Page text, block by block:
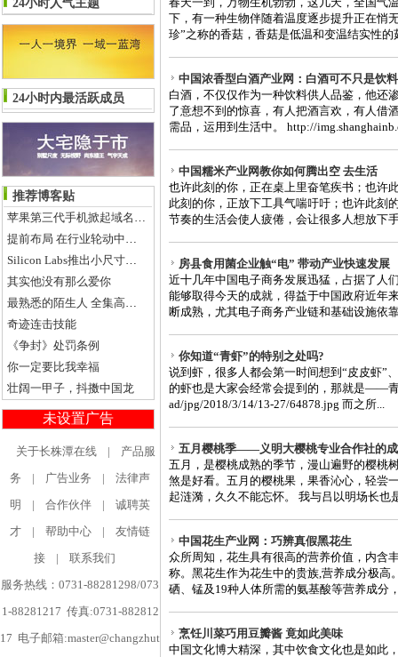
24小时人气主题
24小时内最活跃成员
推荐博客贴
苹果第三代手机掀起域名抢注热潮
提前布局 在行业轮动中把握投资机遇
Silicon Labs推出小尺寸高性能混合信号MCU系列
其实他没有那么爱你
最熟悉的陌生人 全集高清在线观看
奇迹连击技能
《争封》处罚条例
你一定要比我幸福
壮阔一甲子，抖擞中国龙
未设置广告
下，有一种生物伴随着温度逐步提升正在悄
珍”之称的香菇，香菇是低温和变温结实性的
中国浓香型白酒产业网：白酒可不只是饮料
白酒，不仅仅作为一种饮料供人品鉴，他还
了意想不到的惊喜，有人把酒言欢，有人借
需品，运用到生活中。 http://
中国糯米产业网教你如何腾出空 去生活
也许此刻的你，正在桌上里奋笔疾书；也许
此刻的你，正放下工具气喘吁吁；也许此刻
节奏的生活会使人疲倦，会让很多人想放下
房县食用菌企业触“电” 带动产业快速发展
近十几年中国电子商务发展迅猛，占据了人
能够取得今天的成就，得益于中国政府近年
断成熟，尤其电子商务产业链和基础设施依
你知道“青虾”的特别之处吗?
说到虾，很多人都会第一时间想到“皮皮虾”
的虾也是大家会经常会提到的，那就是——
ad/jpg/2018/3/14/13-27/64878.jpg 而之所...
五月樱桃季——义明大樱桃专业合作社的
五月，是樱桃成熟的季节，漫山遍野的樱桃
煞是好看。五月的樱桃果，果香沁心，轻尝
起涟漪，久久不能忘怀。 我与吕以明场长也
中国花生产业网：巧辨真假黑花生
众所周知，花生具有很高的营养价值，内含
称。黑花生作为花生中的贵族,营养成分极高
硒、锰及19种人体所需的氨基酸等营养成分
烹饪川菜巧用豆瓣酱 竟如此美味
中国文化博大精深，其中饮食文化也是如此
关于长株潭在线 |
产品服
务
| 广告业务 |
法律声
明
| 合作伙伴 |
诚聘英
才
| 帮助中心 |
友情链
接
|
联系我们
服务热线：0731-88281298/073
1-88281217 传真:0731-882812
17 电子邮箱:master@changzhut